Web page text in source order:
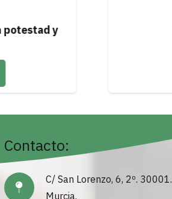
Contacto:
C/ San Lorenzo, 6, 2º. 30001.
Murcia.